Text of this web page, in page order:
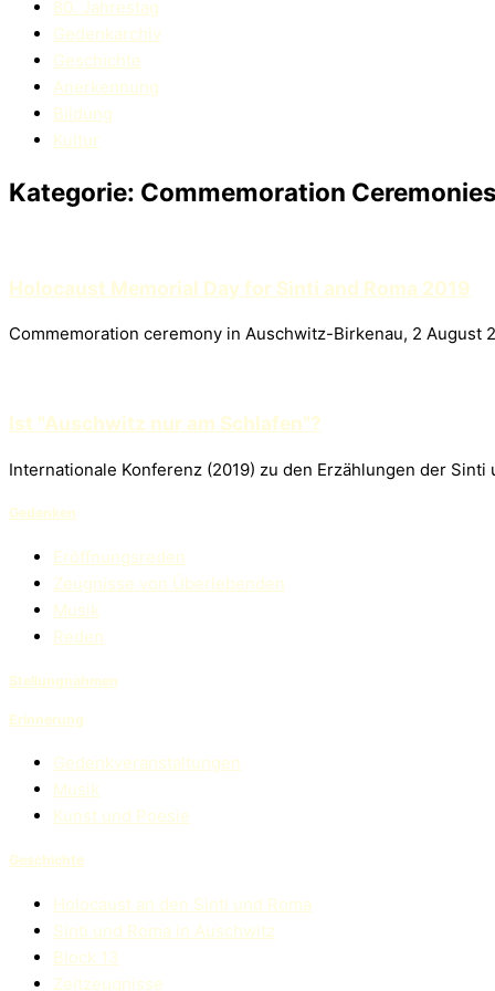
80. Jahrestag
Gedenkarchiv
Geschichte
Anerkennung
Bildung
Kultur
Kategorie: Commemoration
Holocaust Memorial Day for Sinti and Roma 2019
Commemoration ceremony in Auschwitz-Birkenau, 2 August
Ist "Auschwitz nur am Schlafen"?
Internationale Konferenz (2019) zu den Erzählungen der Sinti
Gedenken
Eröffnungsreden
Zeugnisse von Überlebenden
Musik
Reden
Stellungnahmen
Erinnerung
Gedenkveranstaltungen
Musik
Kunst und Poesie
Geschichte
Holocaust an den Sinti und Roma
Sinti und Roma in Auschwitz
Block 13
Zeitzeugnisse